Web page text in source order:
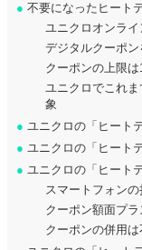
● 不要になったヒート
ユニクロオンラ
デジタルクーポン
クーポンの上限は
ユニクロでこれ
象
● ユニクロの「ヒート
● ユニクロの「ヒート
● ユニクロの「ヒート
スマートフォン
クーポン額面プ
クーポンの併用は